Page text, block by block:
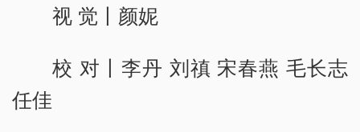
视 觉丨颜妮
校 对丨李丹 刘禛 宋春燕 毛长志
任佳